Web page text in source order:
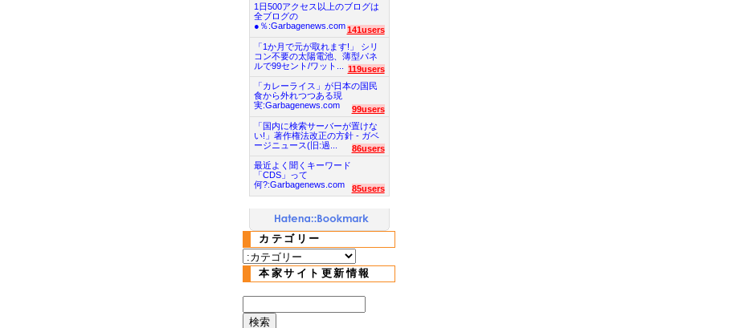
1日500アクセス以上のブログは
全ブログの
●％:Garbagenews.com 141users
「1か月で元が取れます!」 シリ
コン不要の太陽電池、薄型パネ
ルで99セント/ワット...
119users
「カレーライス」が日本の国民
食から外れつつある現
実:Garbagenews.com
99users
「国内に検索サーバーが置けな
い!」著作権法改正の方針 - ガベ
ージニュース(旧:過...
86users
最近よく聞くキーワード
「CDS」って
何?:Garbagenews.com
85users
カテゴリー
本家サイト更新情報